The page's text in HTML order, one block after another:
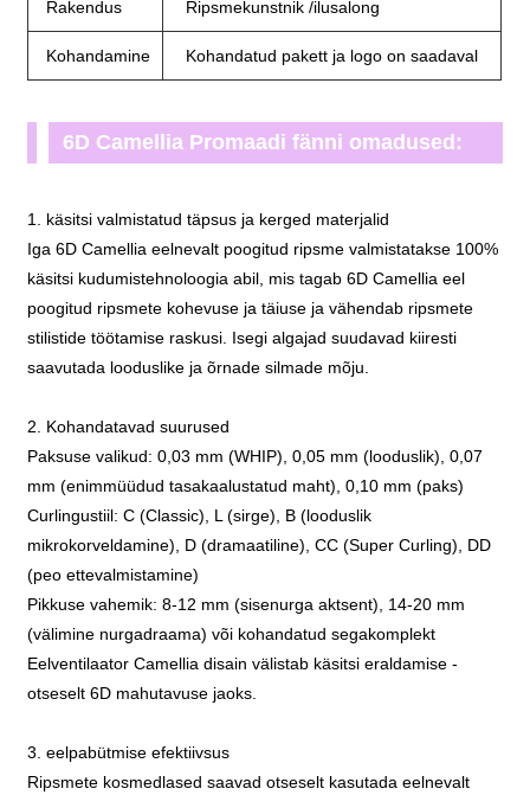
Rakendus Ripsmekunstnik /ilusalong
Kohandamine Kohandatud pakett ja logo on saadaval
6D Camellia Promaadi fänni omadused:
1. käsitsi valmistatud täpsus ja kerged materjalid
Iga 6D Camellia eelnevalt poogitud ripsme valmistatakse 100%
käsitsi kudumistehnoloogia abil, mis tagab 6D Camellia eel
poogitud ripsmete kohevuse ja täiuse ja vähendab ripsmete
stilistide töötamise raskusi. Isegi algajad suudavad kiiresti
saavutada looduslike ja õrnade silmade mõju.
2. Kohandatavad suurused
Paksuse valikud: 0,03 mm (WHIP), 0,05 mm (looduslik), 0,07
mm (enimmüüdud tasakaalustatud maht), 0,10 mm (paks)
Curlingustiil: C (Classic), L (sirge), B (looduslik
mikrokorveldamine), D (dramaatiline), CC (Super Curling), DD
(peo ettevalmistamine)
Pikkuse vahemik: 8-12 mm (sisenurga aktsent), 14-20 mm
(välimine nurgadraama) või kohandatud segakomplekt
Eelventilaator Camellia disain välistab käsitsi eraldamise -
otseselt 6D mahutavuse jaoks.
3. eelpabütmise efektiivsus
Ripsmete kosmedlased saavad otseselt kasutada eelnevalt